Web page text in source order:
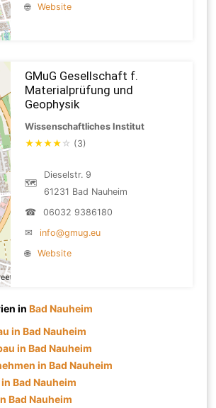
🌐
Website
GMuG Gesellschaft f.
Materialprüfung und
Geophysik
Wissenschaftliches Institut
★★★★ ☆ (3)
🗺
Dieselstr. 9
61231 Bad Nauheim
☎
06032 9386180
✉
info@gmug.eu
🌐
Website
inBad Nauheim
in Bad Nauheim
in Bad Nauheim
in Bad Nauheim
Bad Nauheim
Bad Nauheim